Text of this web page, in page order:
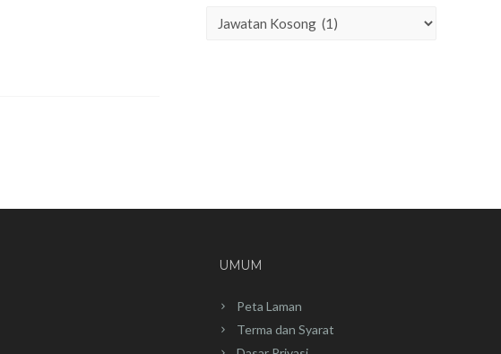
Kategori
UMUM
Peta Laman
Terma dan Syarat